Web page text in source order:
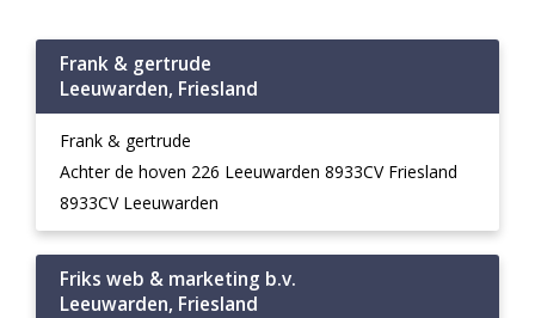
Frank & gertrude
Leeuwarden, Friesland
Frank & gertrude
Achter de hoven 226 Leeuwarden 8933CV Friesland
8933CV Leeuwarden
Friks web & marketing b.v.
Leeuwarden, Friesland